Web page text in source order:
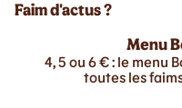
Faim d'actus ?
Menu
4, 5 ou 6 € : le menu
toutes les